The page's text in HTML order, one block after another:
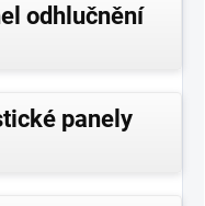
odhlučnění
panely